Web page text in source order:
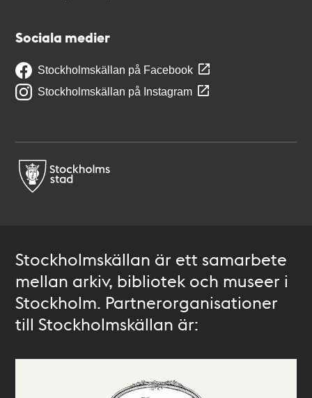
Sociala medier
Stockholmskällan på Facebook
Stockholmskällan på Instagram
Stockholmskällan är ett samarbete
mellan arkiv, bibliotek och museer i
Stockholm. Partnerorganisationer
till Stockholmskällan är: